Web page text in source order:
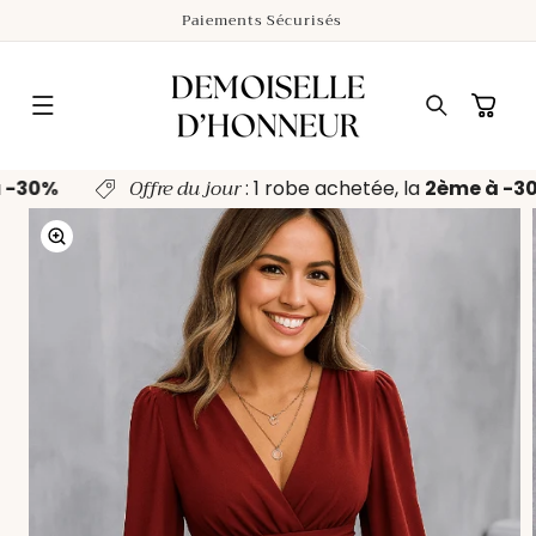
AU
Paiements Sécurisés
Panier
-30% Offre du jour: 1 robe achetée, la2ème à -
AUX